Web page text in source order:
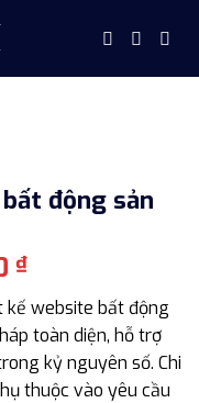
động sản
₫Giá
hiện
tại
là:
4.900.000 ₫.
kế website bất động
toàn diện, hỗ trợ
kỷ nguyên số. Chi
thuộc vào yêu cầu